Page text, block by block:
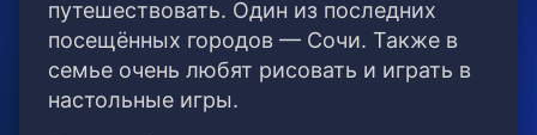
путешествовать. Один из последних
посещённых городов — Сочи. Также в
семье очень любят рисовать и играть в
настольные игры.